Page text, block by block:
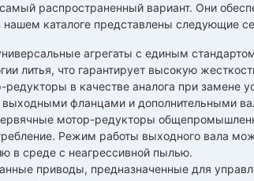
распространенный вариант. Они
нашем каталоге представлены следующие
агрегаты с единым
литья, что гарантирует высокую
редукторы в качестве аналога при
фланцами и дополнительными
мотор-редукторы
Режим работы выходного вала
в среде с неагрессивной пылью.
приводы, предназначенные для